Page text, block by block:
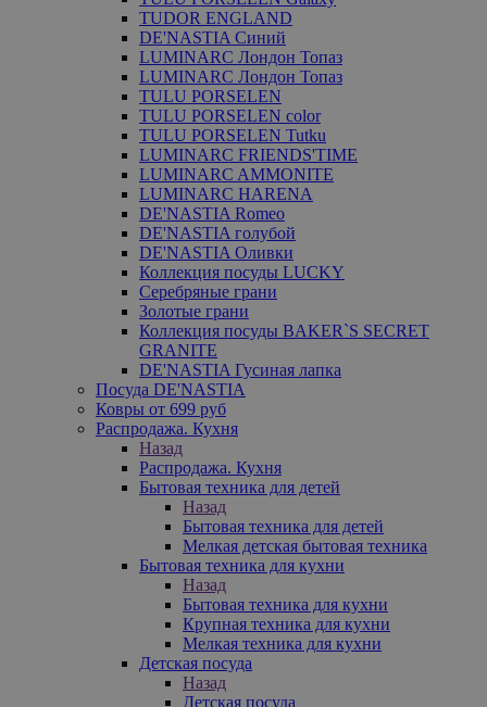
TUDOR ENGLAND
DE'NASTIA Синий
LUMINARC Лондон Топаз
LUMINARC Лондон Топаз
TULU PORSELEN
TULU PORSELEN color
TULU PORSELEN Tutku
LUMINARC FRIENDS'TIME
LUMINARC AMMONITE
LUMINARC HARENA
DE'NASTIA Romeo
DE'NASTIA голубой
DE'NASTIA Оливки
Коллекция посуды LUCKY
Серебряные грани
Золотые грани
Коллекция посуды BAKER`S SECRET
GRANITE
DE'NASTIA Гусиная лапка
Посуда DE'NASTIA
Ковры от 699 руб
Распродажа. Кухня
Назад
Распродажа. Кухня
Бытовая техника для детей
Назад
Бытовая техника для детей
Мелкая детская бытовая техника
Бытовая техника для кухни
Назад
Бытовая техника для кухни
Крупная техника для кухни
Мелкая техника для кухни
Детская посуда
Назад
Детская посуда